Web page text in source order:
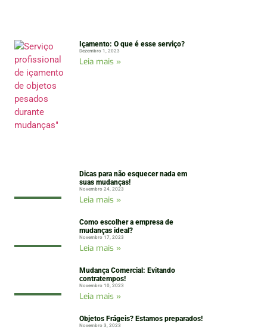
Içamento: O que é esse serviço?
Dezembro 1, 2023
Leia mais »
Dicas para não esquecer nada em
suas mudanças!
Novembro 24, 2023
Leia mais »
Como escolher a empresa de
mudanças ideal?
Novembro 17, 2023
Leia mais »
Mudança Comercial: Evitando
contratempos!
Novembro 10, 2023
Leia mais »
Objetos Frágeis? Estamos preparados!
Novembro 3, 2023